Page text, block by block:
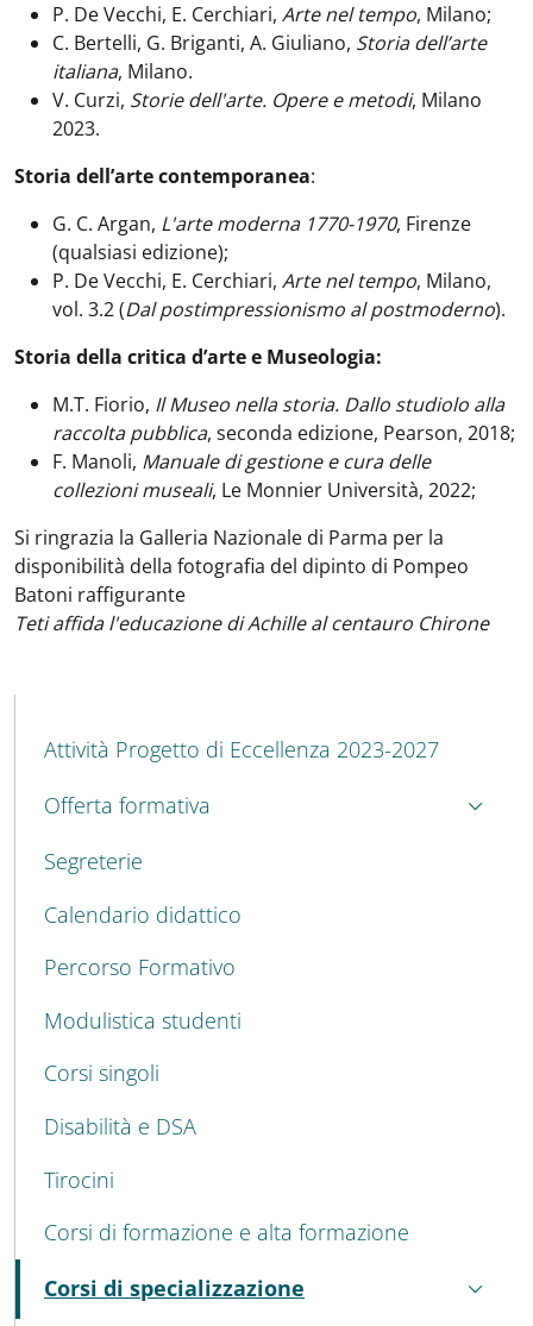
P. De Vecchi, E. Cerchiari, Arte nel tempo, Milano;
C. Bertelli, G. Briganti, A. Giuliano, Storia dell’arte
italiana, Milano.
V. Curzi, Storie dell'arte. Opere e metodi, Milano
2023.
Storia dell’arte contemporanea:
G. C. Argan, L'arte moderna 1770-1970, Firenze
(qualsiasi edizione);
P. De Vecchi, E. Cerchiari, Arte nel tempo, Milano,
vol. 3.2 (Dal postimpressionismo al postmoderno).
Storia della critica d’arte e Museologia:
M.T. Fiorio, Il Museo nella storia. Dallo studiolo alla
raccolta pubblica, seconda edizione, Pearson, 2018;
F. Manoli, Manuale di gestione e cura delle
collezioni museali, Le Monnier Università, 2022;
Si ringrazia la Galleria Nazionale di Parma per la
disponibilità della fotografia del dipinto di Pompeo
Batoni raffigurante
Teti affida l'educazione di Achille al centauro Chirone
MENU CEV SECOND NAVIGATION
Attività Progetto di Eccellenza 2023-2027
Offerta formativa
Segreterie
Calendario didattico
Percorso Formativo
Modulistica studenti
Corsi singoli
Disabilità e DSA
Tirocini
Corsi di formazione e alta formazione
Corsi di specializzazione
Attivo